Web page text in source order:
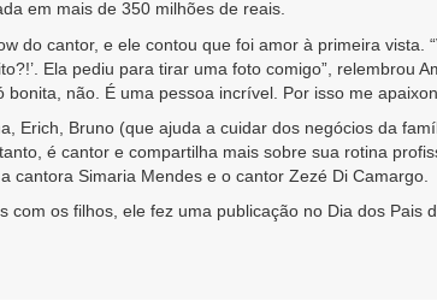
em mais de 350 milhões de reais.
do cantor, e ele contou que foi amor à primeira vista.
Ela pediu para tirar uma foto comigo”, relembrou
não. É uma pessoa incrível. Por isso me
Erich, Bruno (que ajuda a cuidar dos negócios da
é cantor e compartilha mais sobre sua rotina
cantora Simaria Mendes e o cantor Zezé Di Camargo.
com os filhos, ele fez uma publicação no Dia dos